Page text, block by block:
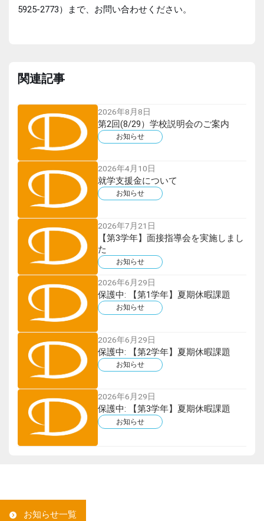
5925-2773）まで、お問い合わせください。
関連記事
2026年8月8日
第2回(8/29）学校説明会のご案内
お知らせ
2026年4月10日
就学支援金について
お知らせ
2026年7月21日
【第3学年】面接指導会を実施しまし
た
お知らせ
2026年6月29日
保護中: 【第1学年】夏期休暇課題
お知らせ
2026年6月29日
保護中: 【第2学年】夏期休暇課題
お知らせ
2026年6月29日
保護中: 【第3学年】夏期休暇課題
お知らせ
お知らせ一覧